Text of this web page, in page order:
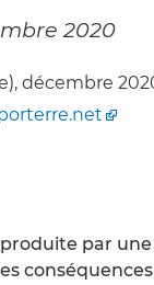
2020
décembre
produite par